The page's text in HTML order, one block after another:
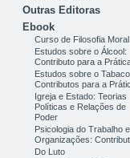
Outras Editoras
Ebook
Curso de Filosofia Moral
Estudos sobre o Álcool:
Contributo para a
Estudos sobre o
Contributos para a
Igreja e Estado: Teorias
Políticas e Relações de
Poder
Psicologia do Trabalho
Organizações:
Do Luto